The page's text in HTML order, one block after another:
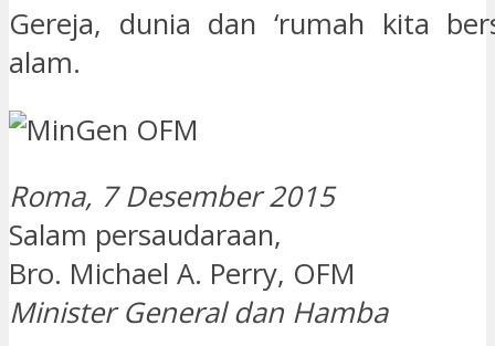
Gereja, dunia dan ‘rumah kita
alam.
Roma, 7 Desember 2015
Salam persaudaraan,
Bro. Michael A. Perry, OFM
Minister General dan Hamba